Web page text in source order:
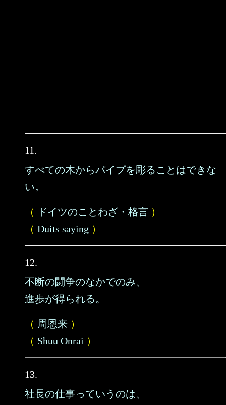
11.
すべての木からパイプを彫ることはできな
い。
（ ドイツのことわざ・格言 ）
（ Duits saying ）
12.
不断の闘争のなかでのみ、
進歩が得られる。
（ 周恩来 ）
（ Shuu Onrai ）
13.
社長の仕事っていうのは、